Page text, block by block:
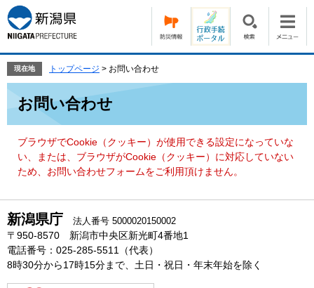
ー
ジ
の
頭
す。
ニ
ュ
ー
飛
て
現在地 トップページ > お問い合わせ
お問い合わせ
ブラウザでCookie（クッキー）が使用できる設定になっていな
い、または、ブラウザがCookie（クッキー）に対応していない
ため、お問い合わせフォームをご利用頂けません。
新潟県庁 法人番号 5000020150002
〒950-8570 新潟市中央区新光町4番地1
電話番号：025-285-5511（代表）
8時30分から17時15分まで、土日・祝日・年末年始を除く